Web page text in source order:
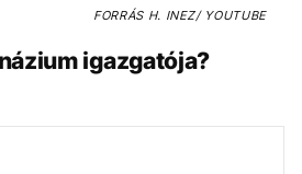
FORRÁSH. INEZ/ YOUTUBE
igazgatója?